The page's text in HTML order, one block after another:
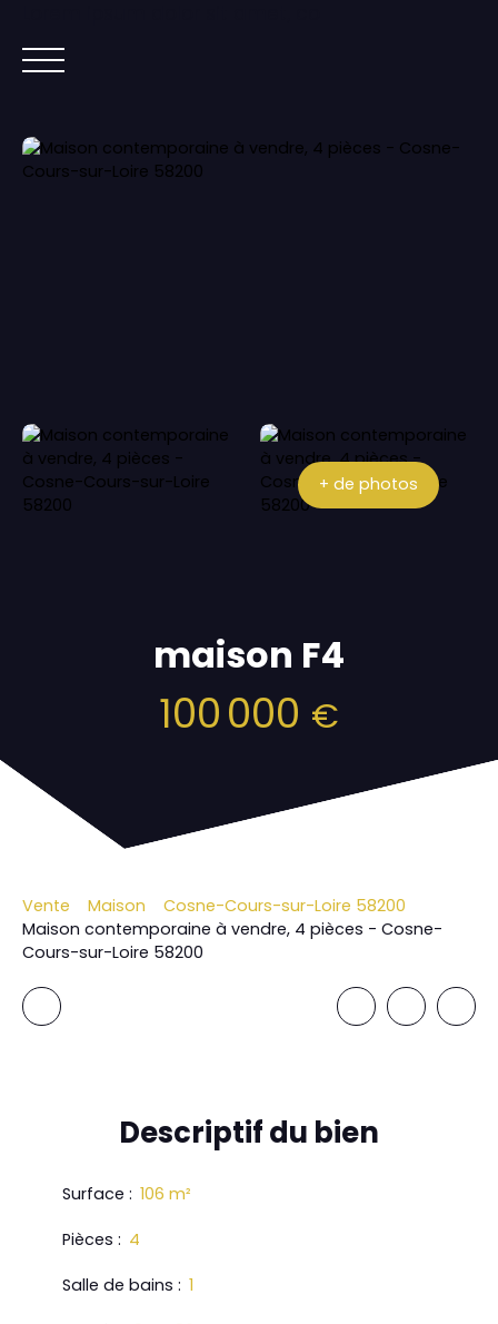
ACCUEIL ACHETER IMMOBILIER NEUF
+ de photos
maison F4
100 000 €
Vente Maison
Cosne-Cours-sur-Loire 58200
Maison contemporaine à vendre, 4 pièces - Cosne-
Cours-sur-Loire 58200
Descriptifdu bien
Surface : 106 m²
Pièces : 4
Salle de bains : 1